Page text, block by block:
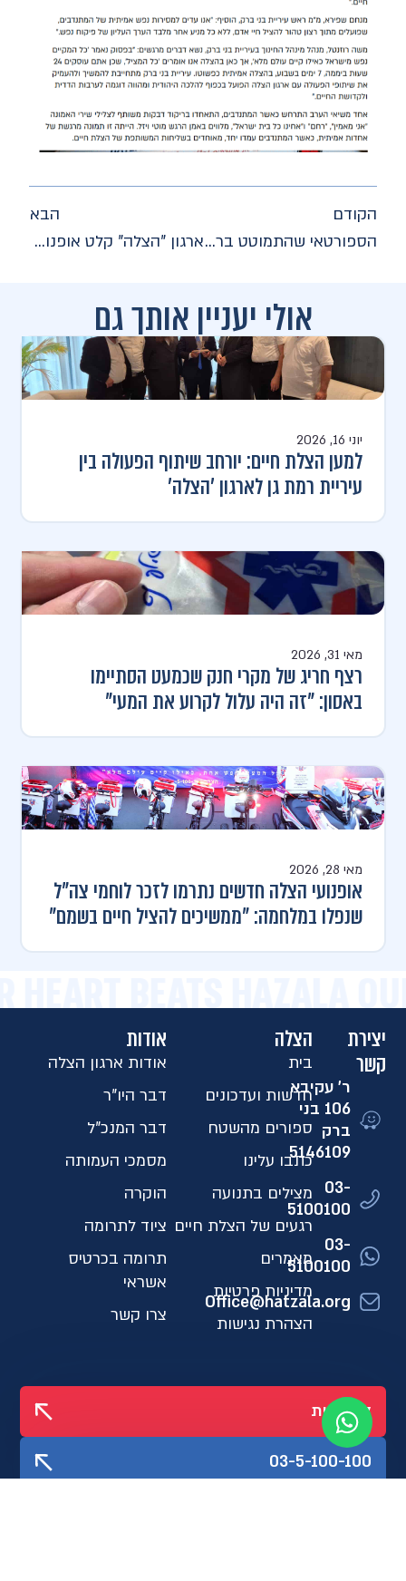
הקודם
הספורטאי שהתמוטט ברחוב נפגש עם מתנדבי 'הצלה' שהצילו את חייו
הבא
ארגון "הצלה" קלט אופנוע חירום חשמלי ראשון בישראל
אולי יעניין אותך גם
יוני 16, 2026
למען הצלת חיים: יורחב שיתוף הפעולה בין
עיריית רמת גן לארגון 'הצלה'
מאי 31, 2026
רצף חריג של מקרי חנק שכמעט הסתיימו
באסון: "זה היה עלול לקרוע את המעי"
מאי 28, 2026
אופנועי הצלה חדשים נתרמו לזכר לוחמי צה"ל
שנפלו במלחמה: "ממשיכים להציל חיים בשמם"
HEART BEATS HAZALA
יצירת
קשר
ר' עקיבא
106 בני
ברק
5146109​
03-
5100100
03-
5100100
Office@hatzala.org
הצלה
בית
חדשות ועדכונים
ספורים מהשטח
כתבו עלינו
מצילים בתנועה
רגעים של הצלת חיים
מאמרים
מדיניות פרטיות
הצהרת נגישות
אודות
אודות ארגון הצלה
דבר היו"ר
דבר המנכ"ל
מסמכי העמותה
הוקרה
ציוד לתרומה
תרומה בכרטיס
אשראי
צרו קשר
לתרומות
03-5-100-100